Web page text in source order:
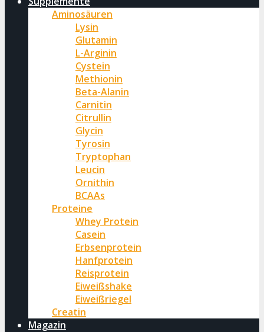
Aminosäuren
Lysin
Glutamin
L-Arginin
Cystein
Methionin
Beta-Alanin
Carnitin
Citrullin
Glycin
Tyrosin
Tryptophan
Leucin
Ornithin
BCAAs
Proteine
Whey Protein
Casein
Erbsenprotein
Hanfprotein
Reisprotein
Eiweißshake
Eiweißriegel
Creatin
Magazin